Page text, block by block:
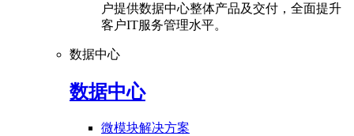
户提供数据中心整体产品及交付，全面提升
客户IT服务管理水平。
数据中心
数据中心
微模块解决方案